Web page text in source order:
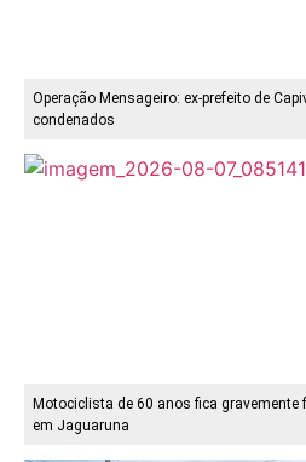
Operação Mensageiro: ex-prefeito de
condenados
Motociclista de 60 anos fica
em Jaguaruna